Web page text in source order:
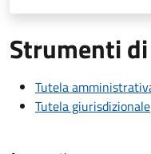
Strumenti
Tutela
Tutela giurisdizionale